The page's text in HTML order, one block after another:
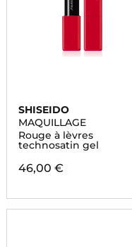
SHISEIDO
MAQUILLAGE
Rouge à lèvres
technosatin gel
46,00 €